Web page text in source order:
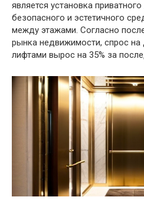
является установка
безопасного и эстетичного
между этажами. Согласно
рынка недвижимости, спрос
лифтами вырос на 35% за